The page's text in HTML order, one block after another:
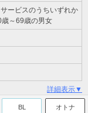
ービスのうちいずれか
～69歳の男女
詳細表示▼
BL オトナ